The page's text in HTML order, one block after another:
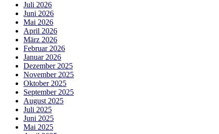
Juli 2026
Juni 2026
Mai 2026
April 2026
März 2026
Februar 2026
Januar 2026
Dezember 2025
November 2025
Oktober 2025
September 2025
August 2025
Juli 2025
Juni 2025
Mai 2025